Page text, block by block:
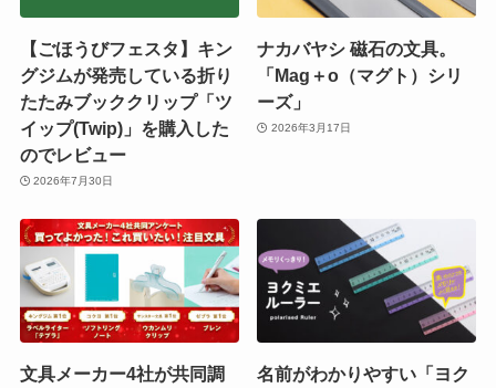
【ごほうびフェスタ】キン
グジムが発売している折り
たたみブッククリップ「ツ
イップ(Twip)」を購入した
のでレビュー
2026年7月30日
ナカバヤシ 磁石の文具。
「Mag＋o（マグト）シリ
ーズ」
2026年3月17日
文具メーカー4社が共同調
名前がわかりやすい「ヨク